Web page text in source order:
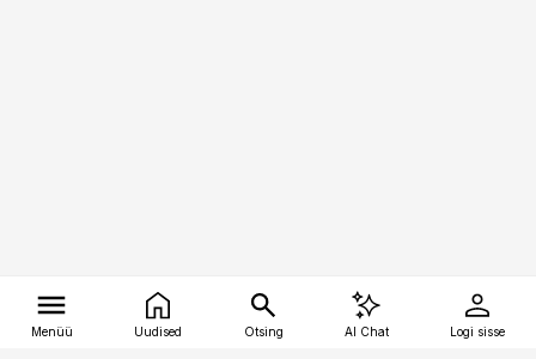
Menüü Uudised Otsing AI Chat Logi sisse